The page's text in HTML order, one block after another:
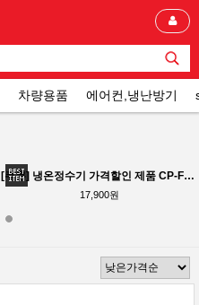
차량용품 에어컨,냉난방기
[쿠쿠] 냉온정수기 가격할인 제품 CP-F603HW
17,900원